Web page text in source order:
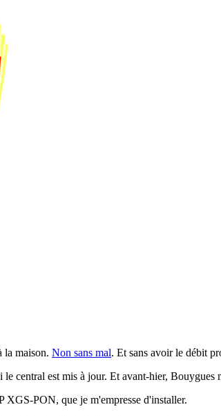
la maison. Non sans mal. Et sans avoir le débit
central est mis à jour. Et avant-hier,
PON, que je m'empresse d'installer.